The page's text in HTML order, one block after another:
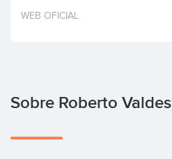
Invertir
WEB OFICIAL
Sobre Roberto Valdes